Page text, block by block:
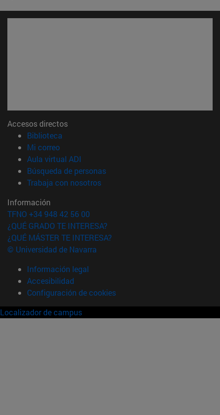
Accesos directos
Biblioteca
Mi correo(abre en nueva ventana)
Aula virtual ADI
Búsqueda de personas(abre en nueva ventana)
Trabaja con nosotros(abre en nueva ventana)
Información
TFNO +34 948 42 56 00
¿QUÉ GRADO TE INTERESA?
¿QUÉ MÁSTER TE INTERESA?
© Universidad de Navarra
Información legal
Accesibilidad
Configuración de cookies
Localizador de campus